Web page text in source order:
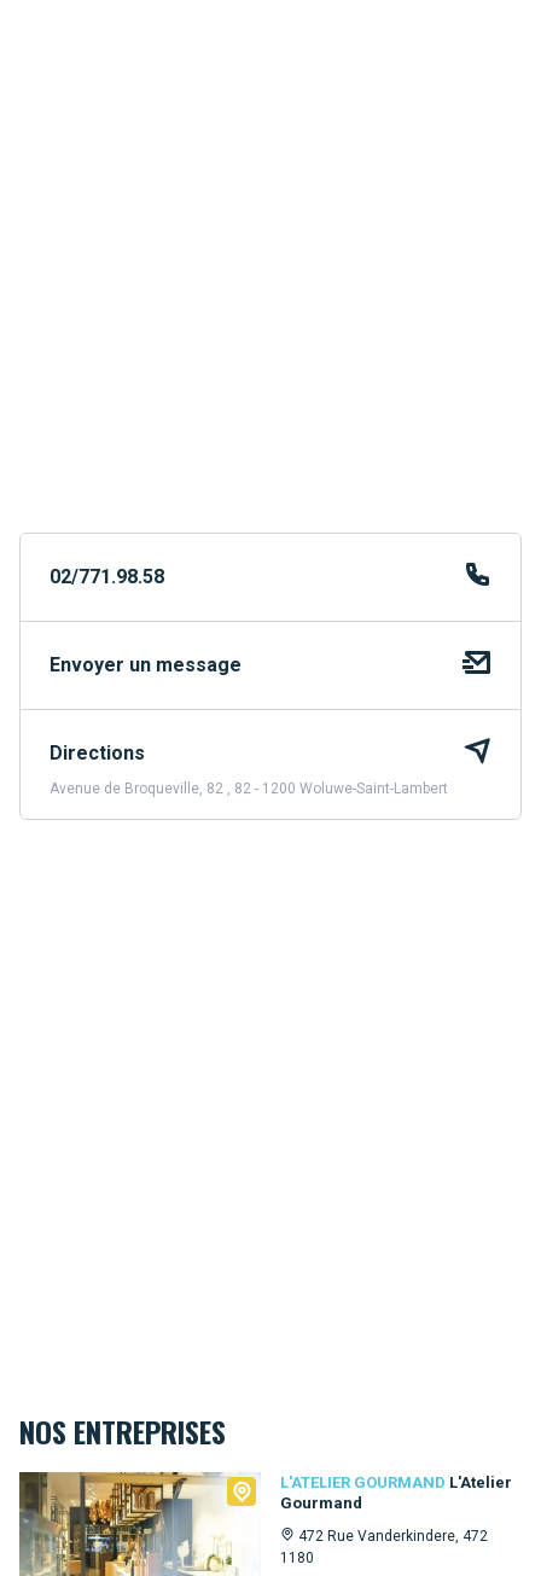
02/771.98.58
Envoyer un message
Directions
Avenue de Broqueville, 82 , 82 - 1200 Woluwe-Saint-Lambert
NOS ENTREPRISES
L'ATELIER GOURMAND L'Atelier
Gourmand
472 Rue Vanderkindere, 472
1180
L'Atelier Gourmand